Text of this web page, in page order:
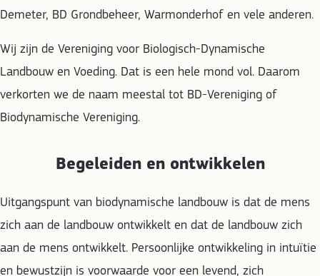
Demeter, BD Grondbeheer, Warmonderhof en vele anderen.
Wij zijn de Vereniging voor Biologisch-Dynamische
Landbouw en Voeding. Dat is een hele mond vol. Daarom
verkorten we de naam meestal tot BD-Vereniging of
Biodynamische Vereniging.
Begeleiden en ontwikkelen
Uitgangspunt van biodynamische landbouw is dat de mens
zich aan de landbouw ontwikkelt en dat de landbouw zich
aan de mens ontwikkelt. Persoonlijke ontwikkeling in intuïtie
en bewustzijn is voorwaarde voor een levend, zich